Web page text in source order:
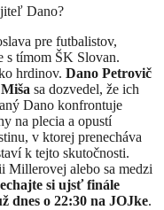
Dano?
pre futbalistov,
s tímom ŠK Slovan.
hrdinov. Dano Petrovič
Miša sa dozvedel, že ich
Dano konfrontuje
na plecia a opustí
v ktorej prenecháva
k tejto skutočnosti.
Millerovej alebo sa medzi
si ujsť finále
dnes o 22:30 na JOJke.